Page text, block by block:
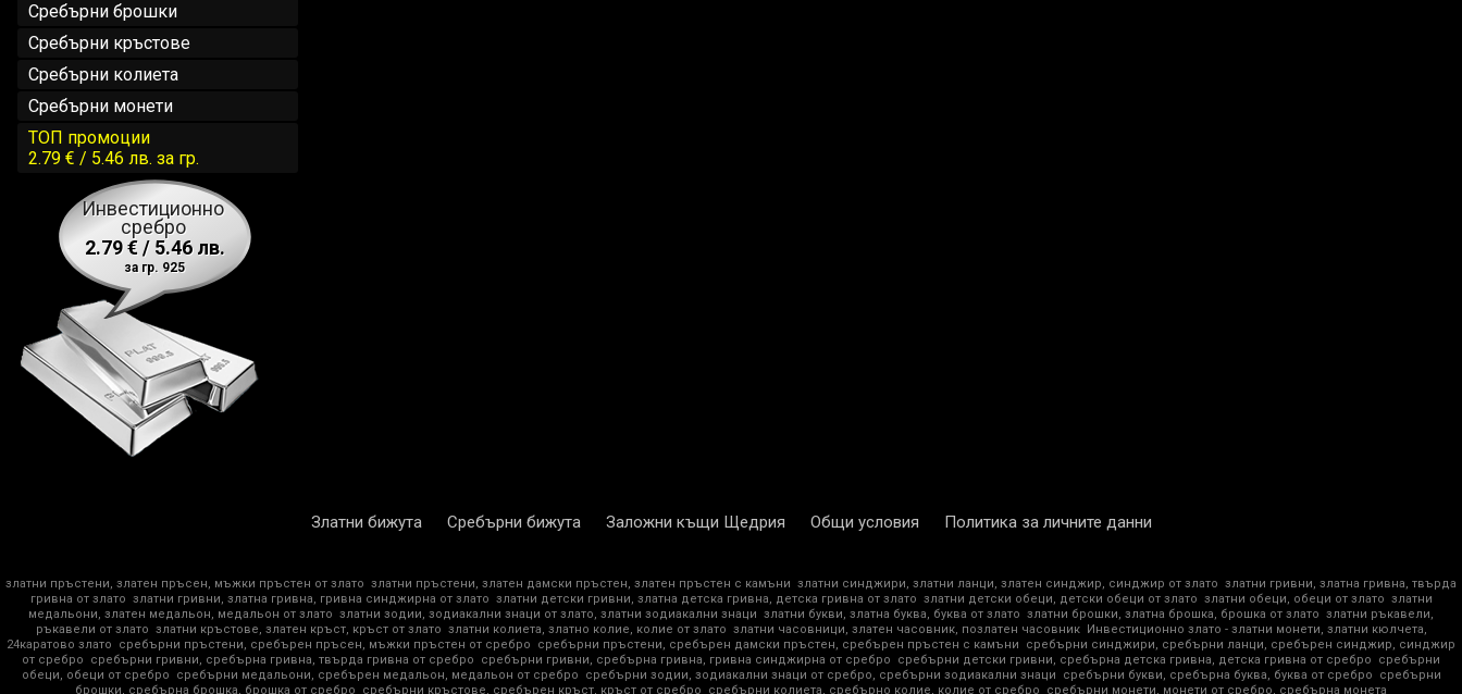
Сребърни брошки
Сребърни кръстове
Сребърни колиета
Сребърни монети
ТОП промоции
2.79 € / 5.46 лв. за гр.
Инвестиционно
сребро
2.79 € / 5.46 лв.
за гр. 925
Златни бижута Сребърни бижута Заложни къщи Щедрия Общи условия Политика за личните данни
златни пръстени, златен пръсен, мъжки пръстен от злато златни пръстени, златен дамски пръстен, златен пръстен с камъни златни синджири, златни ланци, златен синджир, синджир от злато златни гривни, златна гривна, твърда
гривна от злато златни гривни, златна гривна, гривна синджирна от злато златни детски гривни, златна детска гривна, детска гривна от злато златни детски обеци, детски обеци от злато златни обеци, обеци от злато златни
медальони, златен медальон, медальон от злато златни зодии, зодиакални знаци от злато, златни зодиакални знаци златни букви, златна буква, буква от злато златни брошки, златна брошка, брошка от злато златни ръкавели,
ръкавели от злато златни кръстове, златен кръст, кръст от злато златни колиета, златно колие, колие от злато златни часовници, златен часовник, позлатен часовник Инвестиционно злато - златни монети, златни кюлчета,
24каратово злато
сребърни пръстени, сребърен пръсен, мъжки пръстен от сребро сребърни пръстени, сребърен дамски пръстен, сребърен пръстен с камъни
сребърни синджири, сребърни ланци, сребърен синджир, синджир
от сребро
сребърни гривни, сребърна гривна, твърда гривна от сребро сребърни гривни, сребърна гривна, гривна синджирна от сребро сребърни детски гривни, сребърна детска гривна, детска гривна от сребро
сребърни
обеци, обеци от сребро
сребърни медальони, сребърен медальон, медальон от сребро сребърни зодии, зодиакални знаци от сребро, сребърни зодиакални знаци сребърни букви, сребърна буква, буква от сребро
сребърни
брошки, сребърна брошка, брошка от сребро
сребърни кръстове, сребърен кръст, кръст от сребро сребърни колиета, сребърно колие, колие от сребро сребърни монети, монети от сребро, сребърна монета